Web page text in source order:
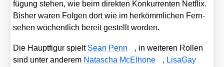
fü­gung ste­hen, wie beim direk­ten Kon­kur­ren­ten Net­flix.
Bis­her waren Fol­gen dort wie im her­kömm­li­chen Fern­
se­hen wöchent­lich bereit gestellt wor­den.
Die Haupt­fi­gur spielt Sean Penn
, in wei­te­ren Rol­len
sind unter ande­rem Nata­scha McElho­ne , Lisa­Gay